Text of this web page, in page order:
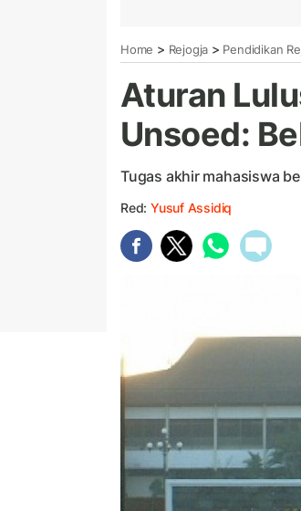
Home > Rejogja > Pendidikan
Aturan
Unsoed:
Tugas akhir mahasiswa
Red: Yusuf Assidiq